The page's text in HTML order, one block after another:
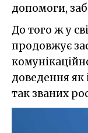
допомоги,
До того ж у
продовжує
доведення як
так званих